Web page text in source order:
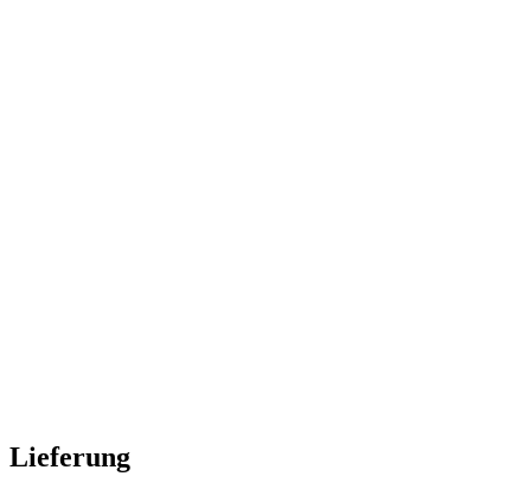
Lieferung